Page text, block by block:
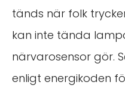
tänds när folk
kan inte tända
närvarosensor gör.
enligt energikoden